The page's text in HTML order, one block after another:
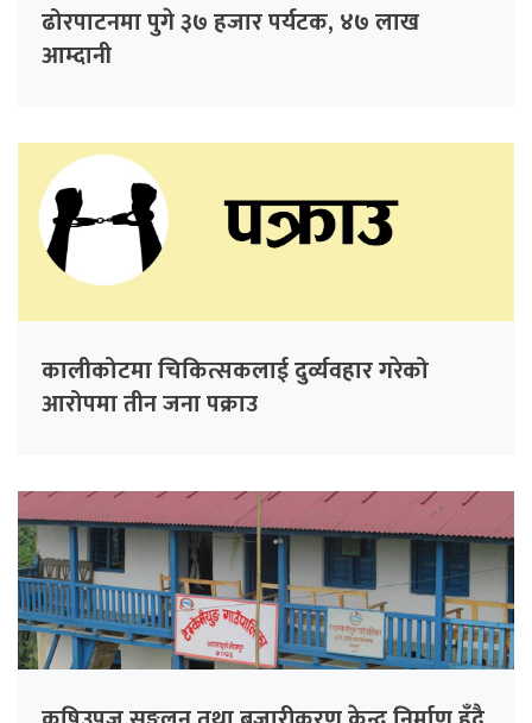
ढोरपाटनमा पुगे ३७ हजार पर्यटक, ४७ लाख
आम्दानी
कालीकोटमा चिकित्सकलाई दुर्व्यवहार गरेको
आरोपमा तीन जना पक्राउ